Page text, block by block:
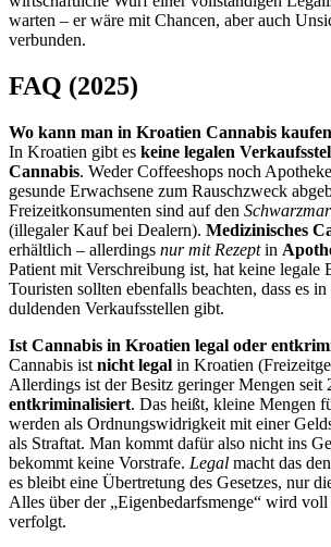
warten – er wäre mit Chancen, aber auch
verbunden.
FAQ (2025)
Wo kann man in Kroatien Cannabis
In Kroatien gibt es keine legalen
Cannabis. Weder Coffeeshops noch
gesunde Erwachsene zum Rauschzweck
Freizeitkonsumenten sind auf den
(illegaler Kauf bei Dealern). Medizinisches
erhältlich – allerdings nur mit Rezeptin
Patient mit Verschreibung ist, hat keine legale
Touristen sollten ebenfalls beachten, dass es
duldenden Verkaufsstellen gibt.
Ist Cannabis in Kroatien legal oder
Cannabis ist nicht legal in Kroatien
Allerdings ist der Besitz geringer Mengen seit
entkriminalisiert. Das heißt, kleine Mengen
werden als Ordnungswidrigkeit mit einer
als Straftat. Man kommt dafür also nicht ins
bekommt keine Vorstrafe. Legal macht das
es bleibt eine Übertretung des Gesetzes, nur
Alles über der „Eigenbedarfsmenge“ wird
verfolgt.